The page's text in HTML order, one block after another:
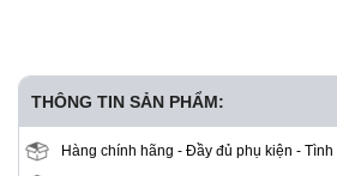
THÔNG TIN SẢN PHẨM:
Hàng chính hãng - Đầy đủ phụ kiện -